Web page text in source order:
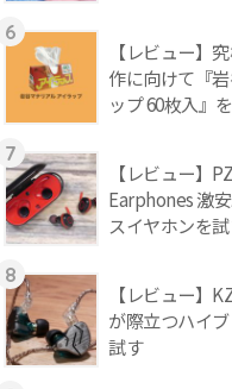
6
【レビュー】
作に向けて『
ップ 60枚入』
7
【レビュー】
Earphones 激
スイヤホンを
8
【レビュー】
が際立つハイ
試す